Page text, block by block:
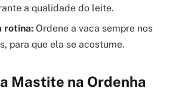
a qualidade do leite.
rotina: Ordene a vaca sempre nos
para que ela se acostume.
Mastite na Ordenha